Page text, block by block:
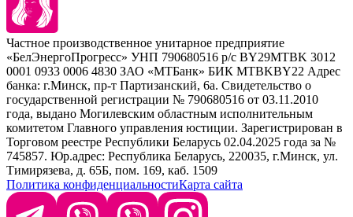
Наборы
Расходные материалы
Sim Sensitive
Kebren
Selective Professional
White Line
+ 375 44 7233514
+ 375 29 1649505
info@krasabel.by
Офис: г. Минск, ул. Тимирязева 65Б, офис 1509
Склад: г. Минск, ул. Домбровская, 15
Время работы: пн–чт 9:00–17:30, пт 9:00–17:00
Частное производственное унитарное предприятие
«БелЭнергоПрогресс» УНП 790680516 р/с BY29MTBK 3012
0001 0933 0006 4830 ЗАО «МТБанк» БИК MTBKBY22 Адрес
банка: г.Минск, пр-т Партизанский, 6а. Свидетельство о
государственной регистрации № 790680516 от 03.11.2010
года, выдано Могилевским областным исполнительным
комитетом Главного управления юстиции. Зарегистрирован в
Торговом реестре Республики Беларусь 02.04.2025 года за №
745857. Юр.адрес: Республика Беларусь, 220035, г.Минск, ул.
Тимирязева, д. 65Б, пом. 169, каб. 1509
Политика конфиденциальностиКарта сайта